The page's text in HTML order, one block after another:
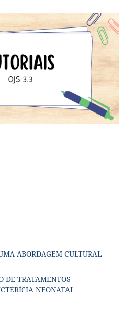
ABORDAGEM CULTURAL
DE TRATAMENTOS
NEONATAL